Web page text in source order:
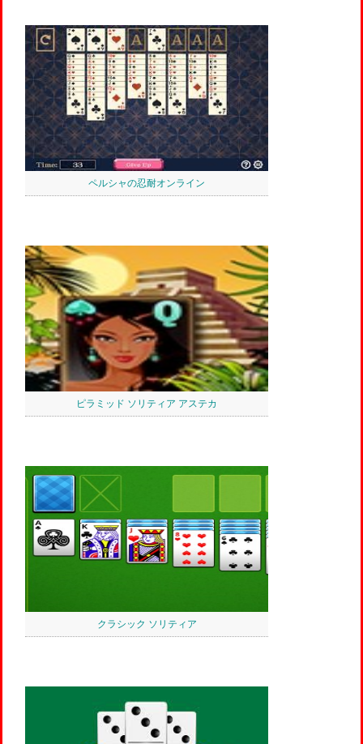
ペルシャの忍耐オンライン
ピラミッド ソリティア アステカ
クラシック ソリティア